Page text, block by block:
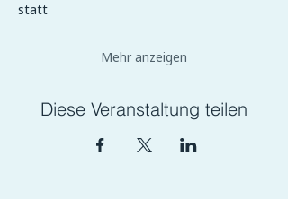
statt
Mehr anzeigen
Diese Veranstaltung teilen